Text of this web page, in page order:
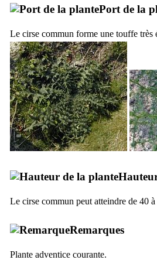
Port de la
Le cirse commun forme une touffe très
Le cirse commun peut atteindre de 40
Remarques
Plante adventice courante.